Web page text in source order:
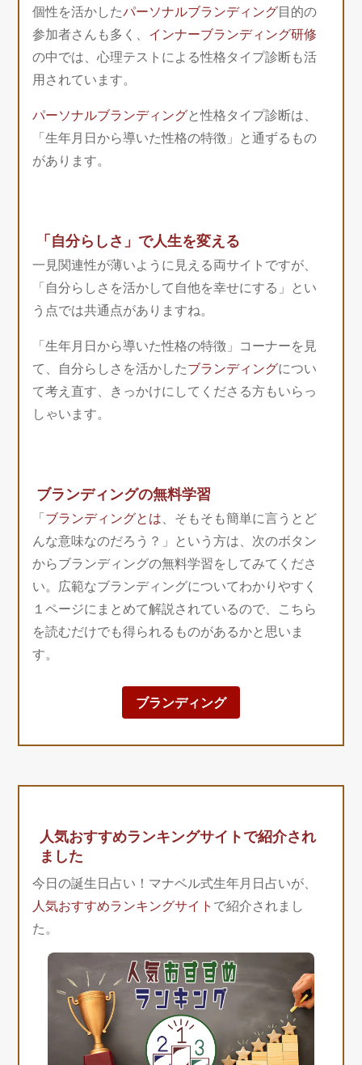
個性を活かしたパーソナルブランディング目的の
参加者さんも多く、 インナーブランディング研修
の中では、心理テストによる性格タイプ診断も活
用されています。
パーソナルブランディングと性格タイプ診断は、
「生年月日から導いた性格の特徴」と通ずるもの
があります。
「自分らしさ」で人生を変える
一見関連性が薄いように見える両サイトですが、
「自分らしさを活かして自他を幸せにする」とい
う点では共通点がありますね。
「生年月日から導いた性格の特徴」コーナーを見
て、自分らしさを活かしたブランディングについ
て考え直す、きっかけにしてくださる方もいらっ
しゃいます。
ブランディングの無料学習
「ブランディングとは、そもそも簡単に言うとど
んな意味なのだろう？」という方は、次のボタン
からブランディングの無料学習をしてみてくださ
い。広範なブランディングについてわかりやすく
１ページにまとめて解説されているので、こちら
を読むだけでも得られるものがあるかと思いま
す。
ブランディング
人気おすすめランキングサイトで紹介され
ました
今日の誕生日占い！マナベル式生年月日占いが、
人気おすすめランキングサイト で紹介されまし
た。